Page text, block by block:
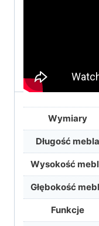
Wymiary
Długość mebla
Wysokość
Głębokość
Funkcje